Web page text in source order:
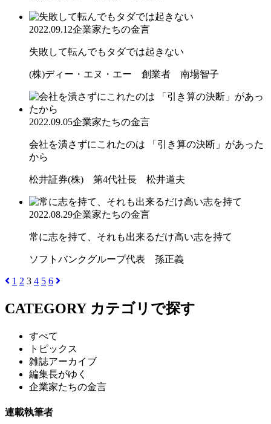
2022.09.12企業家たちの金言
失敗して転んでもタダでは起きない
(株)ディー・エヌ・エー 創業者 南場智子
2022.09.05企業家たちの金言
会社を潰さずにこれたのは 「引き算の決断」があった
から
松井証券(株) 第4代社長 松井道夫
2022.08.29企業家たちの金言
常に志を持て、それも出来るだけ高い志を持て
ソフトバンクグループ代表 孫正義
1 2 3 4 5 6
CATEGORY カテゴリで探す
すべて
トピックス
雑誌アーカイブ
編集長がゆく
企業家たちの金言
連載執筆者